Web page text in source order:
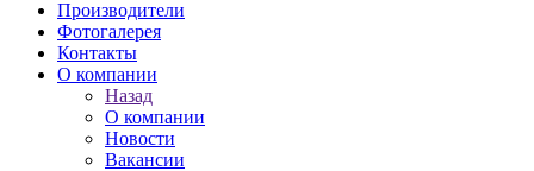
Производители
Фотогалерея
Контакты
О компании
Назад
О компании
Новости
Вакансии